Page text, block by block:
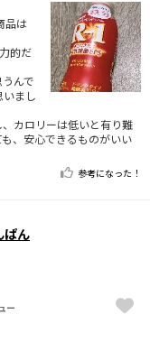
品は
的だ
んで
まし
カロリーは低いと有り難
、安心できるものがいい
参考になった！
ぱん
ー